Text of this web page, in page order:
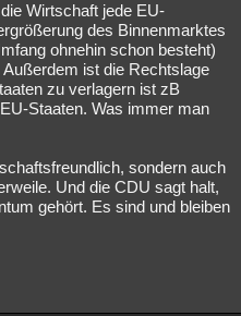
Wirtschaft jede EU-
des Binnenmarktes
ohnehin schon besteht)
ist die Rechtslage
zu verlagern ist zB
Staaten. Was immer man
sondern auch
Und die CDU sagt halt,
gehört. Es sind und bleiben